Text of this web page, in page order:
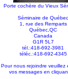
Porte cochère du Vieux
Séminaire de Québec
1, rue des Remparts
Québec,QC
Canada
G1R 5L7
tél.:418-692-3981
téléc.:418-692-4345
Pour nous rejoindre veuillez
vos messages en